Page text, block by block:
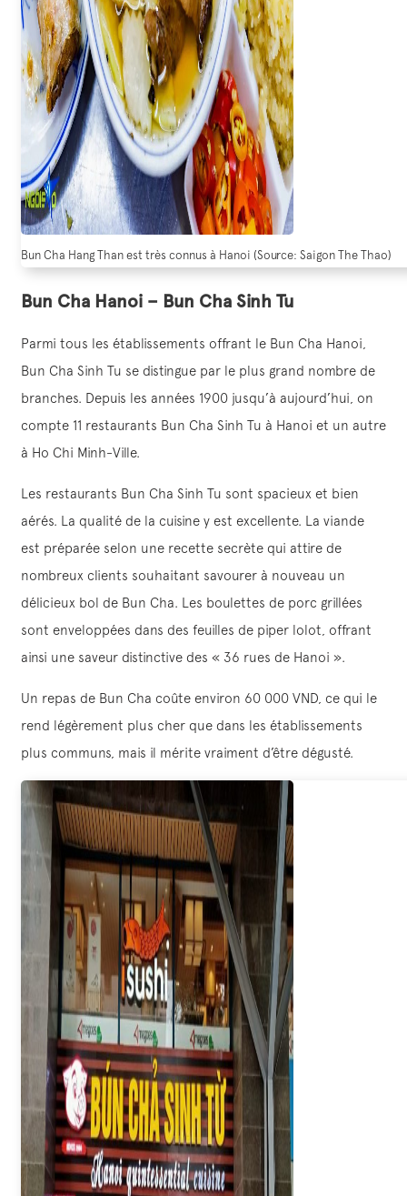
Bun Cha Hang Than est très connus à Hanoi (Source: Saigon The Thao)
Bun Cha Hanoi – Bun Cha Sinh Tu
Parmi tous les établissements offrant le Bun Cha Hanoi,
Bun Cha Sinh Tu se distingue par le plus grand nombre de
branches. Depuis les années 1900 jusqu’à aujourd’hui, on
compte 11 restaurants Bun Cha Sinh Tu à Hanoi et un autre
à Ho Chi Minh-Ville.
Les restaurants Bun Cha Sinh Tu sont spacieux et bien
aérés. La qualité de la cuisine y est excellente. La viande
est préparée selon une recette secrète qui attire de
nombreux clients souhaitant savourer à nouveau un
délicieux bol de Bun Cha. Les boulettes de porc grillées
sont enveloppées dans des feuilles de piper lolot, offrant
ainsi une saveur distinctive des « 36 rues de Hanoi ».
Un repas de Bun Cha coûte environ 60 000 VND, ce qui le
rend légèrement plus cher que dans les établissements
plus communs, mais il mérite vraiment d’être dégusté.